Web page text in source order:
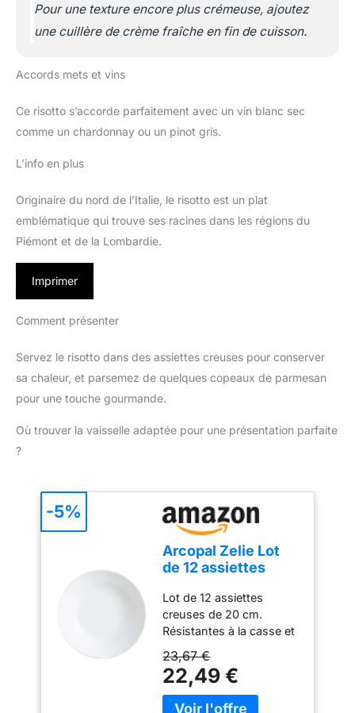
Pour une texture encore plus crémeuse, ajoutez
une cuillère de crème fraîche en fin de cuisson.
Accords mets et vins
Ce risotto s’accorde parfaitement avec un vin blanc sec
comme un chardonnay ou un pinot gris.
L’info en plus
Originaire du nord de l’Italie, le risotto est un plat
emblématique qui trouve ses racines dans les régions du
Piémont et de la Lombardie.
Imprimer
Comment présenter
Servez le risotto dans des assiettes creuses pour conserver
sa chaleur, et parsemez de quelques copeaux de parmesan
pour une touche gourmande.
Où trouver la vaisselle adaptée pour une présentation parfaite
?
Arcopal Zelie Lot
de 12 assiettes
opale extra
résistant Blanc 20
cm
Lot de 12 assiettes
creuses de 20 cm.
Résistantes à la casse et
au lave-vaisselle,
résistantes aux
changements de
23,67 €
22,49 €
-5%